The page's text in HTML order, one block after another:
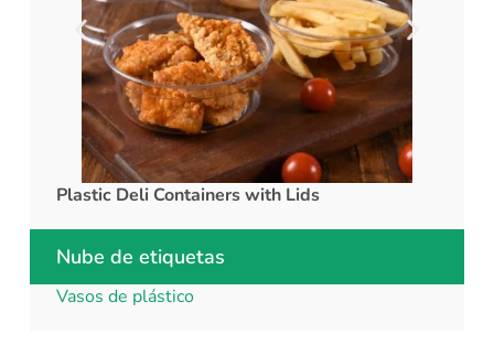
Plastic Deli Containers with Lids
Nube de etiquetas
Vasos de plástico